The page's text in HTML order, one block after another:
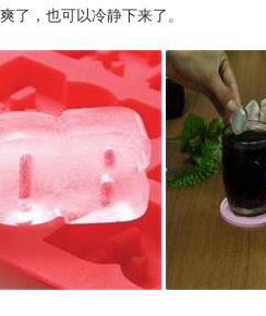
了，也可以冷静下来了。